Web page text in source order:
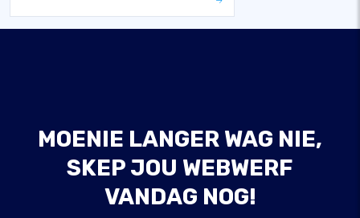
MOENIE LANGER WAG NIE,
SKEP JOU WEBWERF
VANDAG NOG!